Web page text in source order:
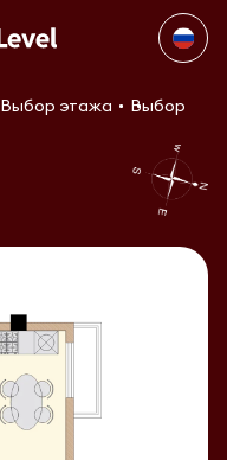
Выбор этажа
Выбор